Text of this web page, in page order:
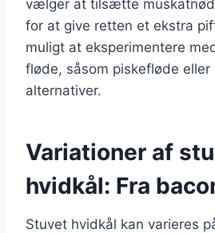
vælger at tilsætte
for at give retten et ekstra
muligt at eksperimentere
fløde, såsom piskefløde
alternativer.
Variationer af
hvidkål: Fra
Stuvet hvidkål kan varieres